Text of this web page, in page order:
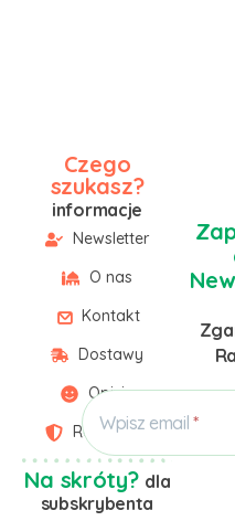
Czego
szukasz?
informacje
Newsletter
O nas
Kontakt
Dostawy
Opinie
Regulamin
Na skróty? dla
subskrybenta
Wpisz email